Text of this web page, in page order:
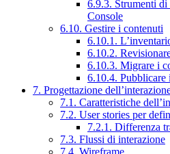
6.9.3. Strumenti di
Console
6.10. Gestire i contenuti
6.10.1.
6.10.2.
6.10.3. Migrare i
6.10.4. Pubblicare
7. Progettazione
7.1. Caratteristiche
7.2. User stories per
7.2.1. Differenza
7.3. Flussi di interazione
7.4. Wireframe